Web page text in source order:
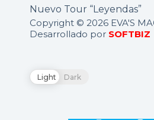
Nuevo Tour “Leyendas”
Copyright © 2026 EVA'S
Desarrollado por SOFTBIZ
Light Dark